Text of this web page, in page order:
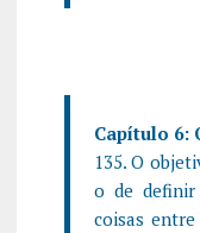
Capítulo 6:
135. O
o de
coisas